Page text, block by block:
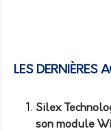
LES DERNIÈRES
Silex
son module Wi